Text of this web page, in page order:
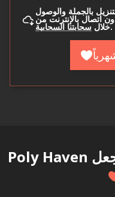
بالجملة والوصول
اتصال بالإنترنت من
خلالسحابتنا السحابية .
لجعل Poly Haven